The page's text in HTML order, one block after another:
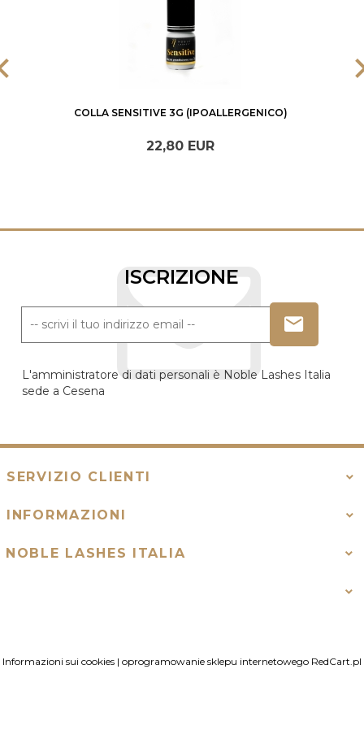
COLLA SENSITIVE 3G (IPOALLERGENICO)
22,80 EUR
ISCRIZIONE
L'amministratore di dati personali è Noble Lashes Italia
sede a Cesena
SERVIZIO CLIENTI
INFORMAZIONI
NOBLE LASHES ITALIA
Informazioni sui cookies | oprogramowanie sklepu internetowego RedCart.pl